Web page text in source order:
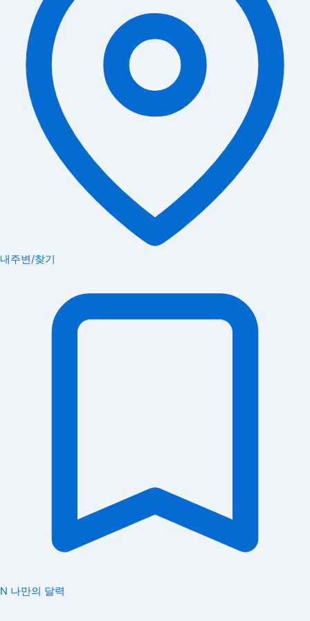
내주변/찾기
N 나만의 달력